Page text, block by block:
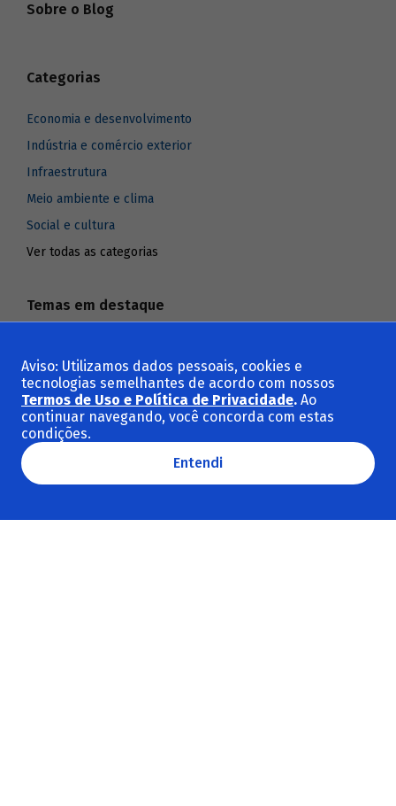
Sobre o Blog
Categorias
Economia e desenvolvimento
Indústria e comércio exterior
Infraestrutura
Meio ambiente e clima
Social e cultura
Ver todas as categorias
Temas em destaque
BNDES
BNDES Setorial
Macroeconomia
Revista do BNDES
Investimento
Aviso: Utilizamos dados pessoais, cookies e
tecnologias semelhantes de acordo com nossos
Termos de Uso e Política de Privacidade. Ao
continuar navegando, você concorda com estas
condições.
Entendi